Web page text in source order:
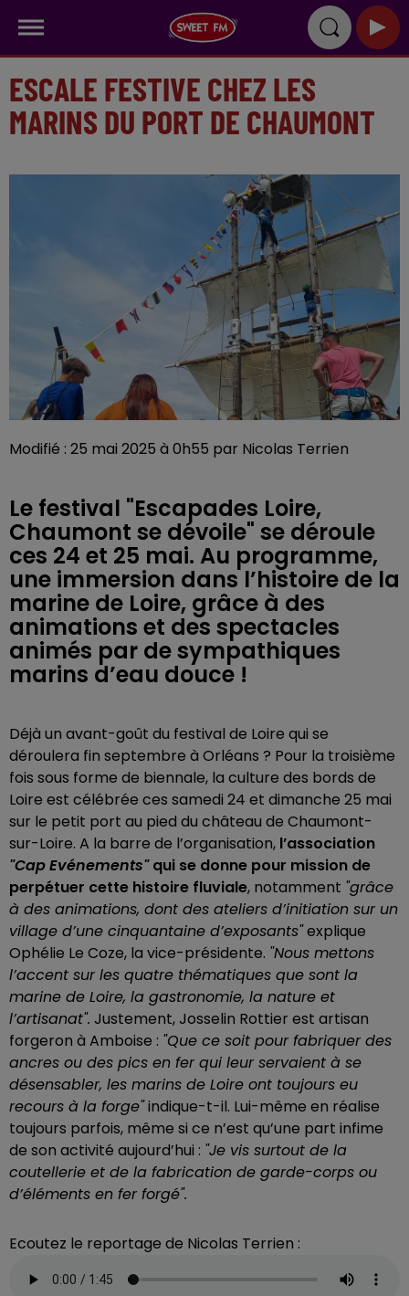
ESCALE FESTIVE CHEZ LES
MARINS DU PORT DE CHAUMONT
Modifié : 25 mai 2025 à 0h55 par Nicolas Terrien
Le festival "Escapades Loire,
Chaumont se dévoile" se déroule
ces 24 et 25 mai. Au programme,
une immersion dans l’histoire de la
marine de Loire, grâce à des
animations et des spectacles
animés par de sympathiques
marins d’eau douce !
Déjà un avant-goût du festival de Loire qui se
déroulera fin septembre à Orléans ? Pour la troisième
fois sous forme de biennale, la culture des bords de
Loire est célébrée ces samedi 24 et dimanche 25 mai
sur le petit port au pied du château de Chaumont-
sur-Loire. A la barre de l’organisation, l’association
"Cap Evénements"qui se donne pour mission de
perpétuer cette histoire fluviale, notamment "grâce
à des animations, dont des ateliers d’initiation sur un
village d’une cinquantaine d’exposants"explique
Ophélie Le Coze, la vice-présidente. "Nous mettons
l’accent sur les quatre thématiques que sont la
marine de Loire, la gastronomie, la nature et
l’artisanat". Justement, Josselin Rottier est artisan
forgeron à Amboise : "Que ce soit pour fabriquer des
ancres ou des pics en fer qui leur servaient à se
désensabler, les marins de Loire ont toujours eu
recours à la forge"indique-t-il. Lui-même en réalise
toujours parfois, même si ce n’est qu’une part infime
de son activité aujourd’hui : "Je vis surtout de la
coutellerie et de la fabrication de garde-corps ou
d’éléments en fer forgé".
Ecoutez le reportage de Nicolas Terrien :